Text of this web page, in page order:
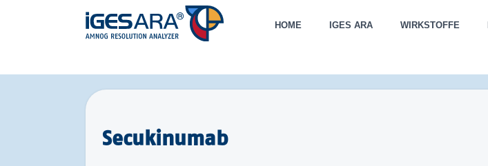
HOME IGES ARA WIRKSTOFFE
Secukinumab